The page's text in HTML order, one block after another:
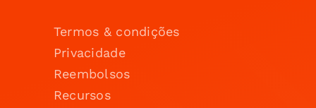
Termos & condições
Privacidade
Reembolsos
Recursos